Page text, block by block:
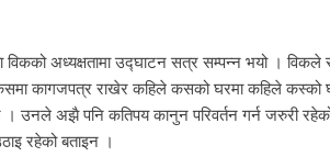
अध्यक्षतामा उद्घाटन सत्र सम्पन्न भयो । विकले
कागजपत्र राखेर कहिले कसको घरमा कहिले कस्को
उनले अझै पनि कतिपय कानुन परिवर्तन गर्न जरुरी
रहेको बताइन ।